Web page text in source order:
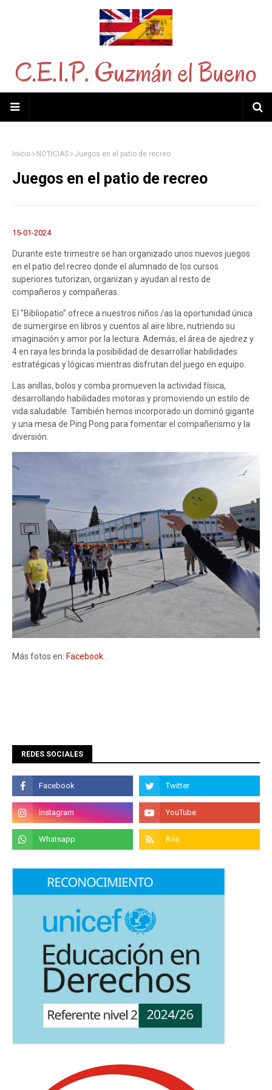
Inicio NOTICIAS Juegos en el patio de recreo
Juegos en el patio de recreo
15-01-2024
Durante este trimestre se han organizado unos nuevos juegos
en el patio del recreo donde el alumnado de los cursos
superiores tutorizan, organizan y ayudan al resto de
compañeros y compañeras.
El "Bibliopatio" ofrece a nuestros niños /as la oportunidad única
de sumergirse en libros y cuentos al aire libre, nutriendo su
imaginación y amor por la lectura. Además, el área de ajedrez y
4 en raya les brinda la posibilidad de desarrollar habilidades
estratégicas y lógicas mientras disfrutan del juego en equipo.
Las anillas, bolos y comba promueven la actividad física,
desarrollando habilidades motoras y promoviendo un estilo de
vida saludable. También hemos incorporado un dominó gigante
y una mesa de Ping Pong para fomentar el compañerismo y la
diversión.
Más fotos en: Facebook.
REDES SOCIALES